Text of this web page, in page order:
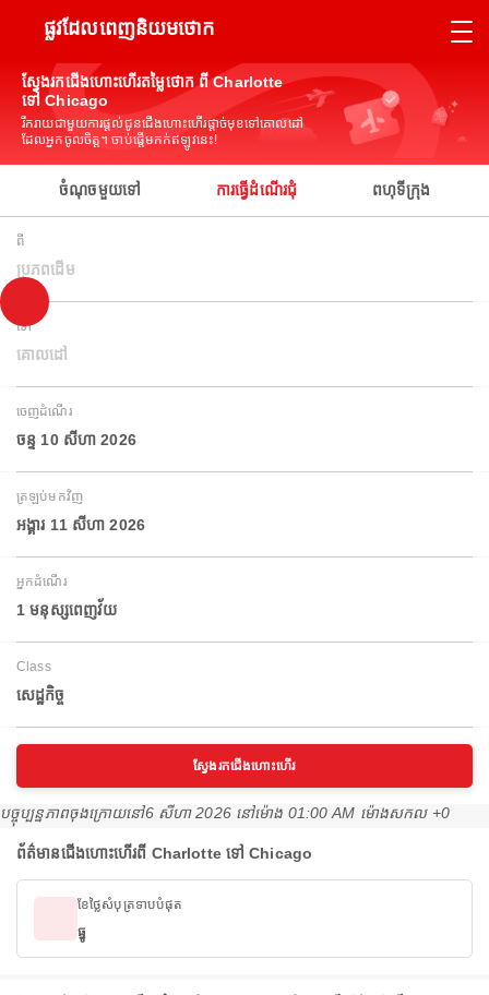
ផ្លូវដែលពេញនិយមថោក
ស្វែងរកជើងហោះហើរតម្លៃថោក ពី Charlotte
ទៅ Chicago
រីករាយជាមួយការផ្តល់ជូនជើងហោះហើរផ្តាច់មុខទៅគោលដៅ
ដែលអ្នកចូលចិត្ត។ ចាប់ផ្តើមកក់ឥឡូវនេះ!
ចំណុចមួយទៅ ការធ្វើដំណើរជុំ ពហុទីក្រុង
ពី
ប្រភពដើម
ទៅ
គោលដៅ
ចេញដំណើរ
ចន្ទ 10 សីហា 2026
ត្រឡប់មកវិញ
អង្គារ 11 សីហា 2026
អ្នកដំណើរ
1 មនុស្សពេញវ័យ
Class
សេដ្ឋកិច្ច
ស្វែងរកជើងហោះហើរ
បច្ចុប្បន្នភាពចុងក្រោយនៅ6 សីហា 2026 នៅ​ម៉ោង 01:00 AM ម៉ោង​សកល +0
ព័ត៌មានជើងហោះហើរពី Charlotte ទៅ Chicago
ខែថ្លៃសំបុត្រទាបបំផុត
ធ្នូ